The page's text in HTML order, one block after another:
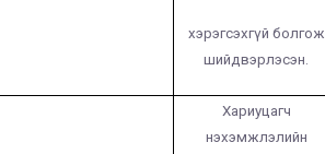
хэрэгсэхгүй болгож
шийдвэрлэсэн.
Хариуцагч
нэхэмжлэлийн